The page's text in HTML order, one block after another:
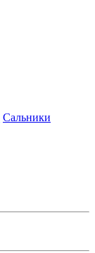
Сальники